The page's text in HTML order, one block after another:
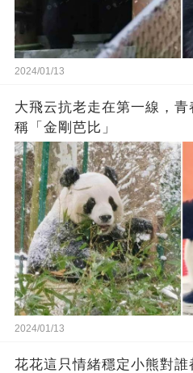
2024/01/13
大飛云抗老走在第一線，青
稱「金剛芭比」
2024/01/13
花花這只情緒穩定小熊對